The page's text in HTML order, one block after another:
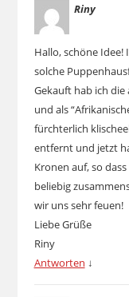
Riny
Hallo, schöne Idee!
solche
Gekauft hab ich die
und als
fürchterlich
entfernt und jetzt
Kronen auf, so
beliebig
wir uns sehr feuen!
Liebe Grüße
Riny
Antworten ↓